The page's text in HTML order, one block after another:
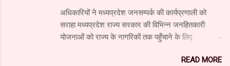
अधिकारियों ने मध्यप्रदेश जनसम्पर्क की कार्यप्रणाली को
सराहा मध्यप्रदेश राज्य सरकार की विभिन्न जनहितकारी
योजनाओं को राज्य के नागरिकों तक पहुँचाने के लिए
उपयोग कर रहा है। यहाँ पारंपरिक माध्यमों के साथ नवीनतम
READ MORE